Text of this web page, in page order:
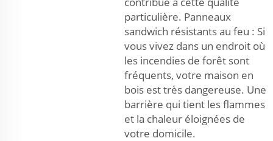
particulière. Panneaux
sandwich résistants au feu : Si
vous vivez dans un endroit où
les incendies de forêt sont
fréquents, votre maison en
bois est très dangereuse. Une
barrière qui tient les flammes
et la chaleur éloignées de
votre domicile.